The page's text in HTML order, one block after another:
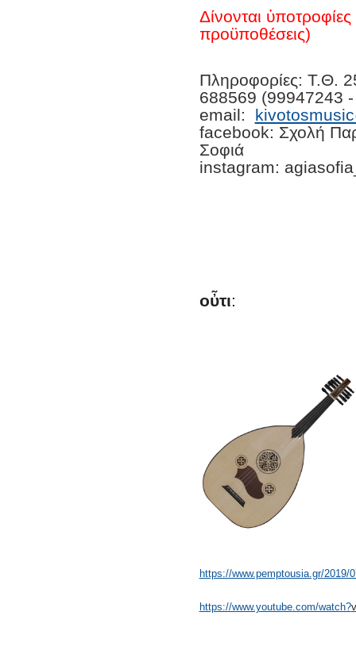
Δίνονται
προϋποθέσεις)
Πληροφορίες: Τ.Θ.
688569 (99947243
email:
facebook: Σχολή
Σοφιά
instagram:
οὖτι:
https://www.pemptousia.gr/2019/
https://www.youtube.com/watch?